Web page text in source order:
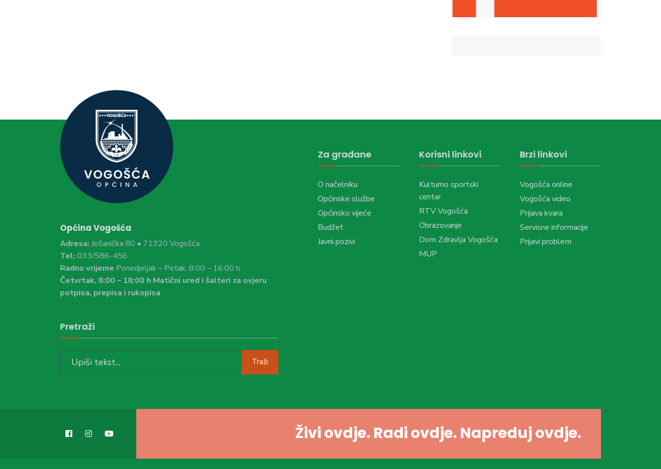
Općina Vogošća
Adresa: Jošanička 80 • 71320 Vogošća
Tel: 033/586-456
Radno vrijeme Ponedjeljak – Petak, 8:00 – 16:00 h
Četvrtak, 8:00 – 18:00 h Matični ured i šalteri za ovjeru
potpisa, prepisa i rukopisa
Pretraži
Traži
Za građane
O načelniku
Općinske službe
Općinsko vijeće
Budžet
Javni pozivi
Korisni linkovi
Kulturno sportski
centar
RTV Vogošća
Obrazovanje
Dom Zdravlja Vogošća
MUP
Brzi linkovi
Vogošća online
Vogošća video
Prijava kvara
Servisne informacije
Prijavi problem
Živi ovdje. Radi ovdje. Napreduj ovdje.